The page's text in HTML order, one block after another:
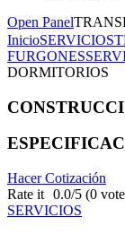
Open Panel
InicioSERVICIOS
FURGONES
DORMITORIOS
Hacer Cotización
Rate it 0.0/5 (0
SERVICIOS